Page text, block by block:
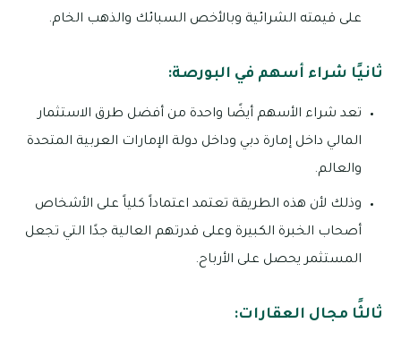
على قيمته الشرائية وبالأخص السبائك والذهب الخام.
ثانيًا شراء أسهم في البورصة:
تعد شراء الأسهم أيضًا واحدة من أفضل طرق الاستثمار
المالي داخل إمارة دبي وداخل دولة الإمارات العربية المتحدة
والعالم.
وذلك لأن هذه الطريقة تعتمد اعتماداً كلياً على الأشخاص
أصحاب الخبرة الكبيرة وعلى قدرتهم العالية جدًا التي تجعل
المستثمر يحصل على الأرباح.
ثالثًا مجال العقارات: